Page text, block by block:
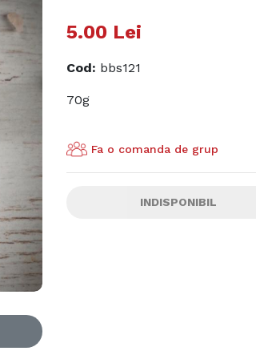
5.00 Lei
Cod: bbs121
70g
Fa o comanda de grup
INDISPONIBIL